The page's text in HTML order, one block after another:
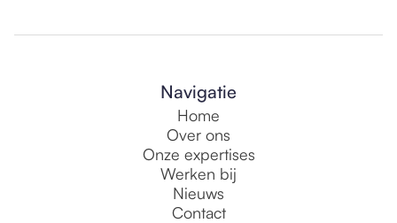
Navigatie
Home
Over ons
Onze expertises
Werken bij
Nieuws
Contact